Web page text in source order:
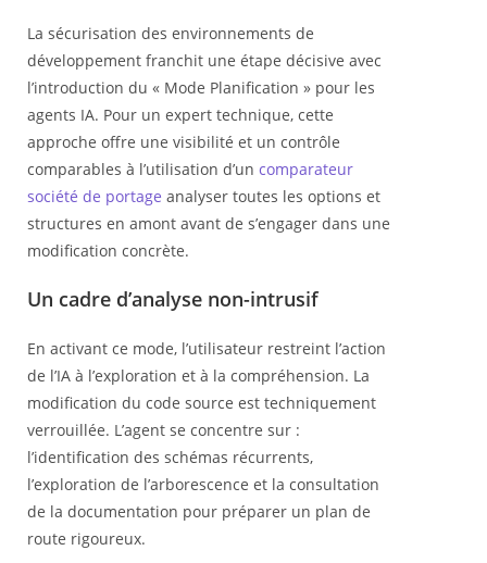
La sécurisation des environnements de
développement franchit une étape décisive avec
l’introduction du « Mode Planification » pour les
agents IA. Pour un expert technique, cette
approche offre une visibilité et un contrôle
comparables à l’utilisation d’un comparateur
société de portage analyser toutes les options et
structures en amont avant de s’engager dans une
modification concrète.
Un cadre d’analyse non-intrusif
En activant ce mode, l’utilisateur restreint l’action
de l’IA à l’exploration et à la compréhension. La
modification du code source est techniquement
verrouillée. L’agent se concentre sur :
l’identification des schémas récurrents,
l’exploration de l’arborescence et la consultation
de la documentation pour préparer un plan de
route rigoureux.